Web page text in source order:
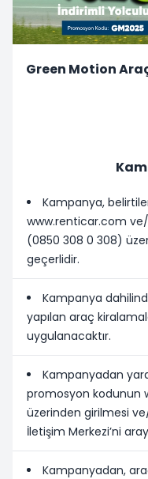
Green Motion
Kampanya,
www.renticar.com
(0850 308 0 308)
geçerlidir.
Kampanya
yapılan araç
uygulanacaktır.
Kampanyadan
promosyon kodunun
üzerinden girilmesi
İletişim Merkezi’ni
Kampanyadan,